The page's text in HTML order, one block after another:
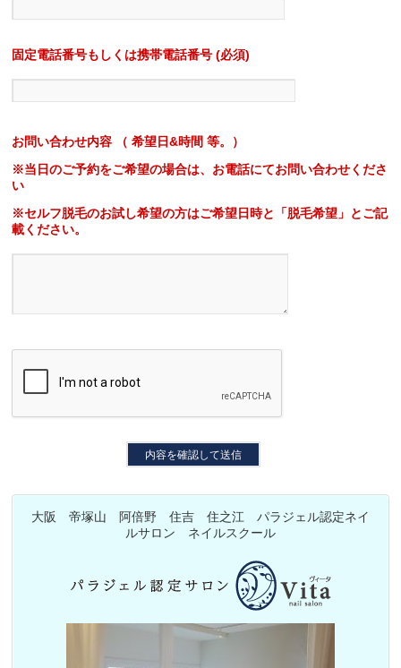
固定電話番号もしくは携帯電話番号 (必須)
お問い合わせ内容 （ 希望日&時間 等。）
※当日のご予約をご希望の場合は、お電話にてお問い合わせくださ
い
※セルフ脱毛のお試し希望の方はご希望日時と「脱毛希望」とご記
載ください。
大阪 帝塚山 阿倍野 住吉 住之江 パラジェル認定ネイ
ルサロン ネイルスクール